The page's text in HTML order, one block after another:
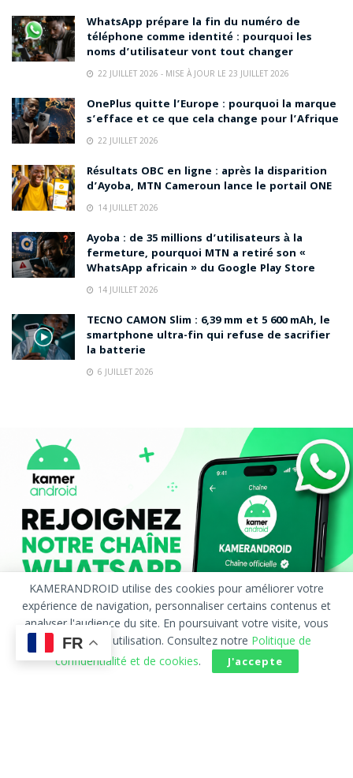
WhatsApp prépare la fin du numéro de
téléphone comme identité : pourquoi les
noms d’utilisateur vont tout changer
22 JUILLET 2026 - MISE À JOUR LE 23 JUILLET 2026
OnePlus quitte l’Europe : pourquoi la marque
s’efface et ce que cela change pour l’Afrique
22 JUILLET 2026
Résultats OBC en ligne : après la disparition
d’Ayoba, MTN Cameroun lance le portail ONE
14 JUILLET 2026
Ayoba : de 35 millions d’utilisateurs à la
fermeture, pourquoi MTN a retiré son «
WhatsApp africain » du Google Play Store
14 JUILLET 2026
TECNO CAMON Slim : 6,39 mm et 5 600 mAh, le
smartphone ultra-fin qui refuse de sacrifier
la batterie
6 JUILLET 2026
FR
KAMERANDROID utilise des cookies pour améliorer votre
expérience de navigation, personnaliser certains contenus et
analyser l'audience du site. En poursuivant votre visite, vous
acceptez leur utilisation. Consultez notre Politique de
confidentialité et de cookies. J'accepte